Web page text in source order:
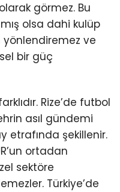
görmez. Bu
olsa dahi kulüp
yönlendiremez ve
bir güç
Rize’de futbol
asıl gündemi
etrafında şekillenir.
ortadan
sektöre
Türkiye’de